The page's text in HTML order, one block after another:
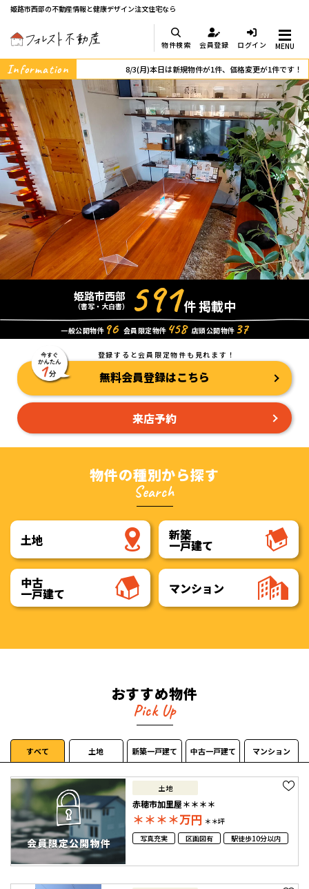
姫路市西部の不動産情報と健康デザイン注文住宅なら
物件検索 会員登録 ログイン MENU
Information 8/3(月)本日は新規物件が1件、価格変更が1件です！
姫路市西部
（書写・大白書） 591件 掲載中
一般公開物件 96 会員限定物件 458 店頭公開物件 37
登録すると会員限定物件も見れます！
無料会員登録はこちら
来店予約
物件の種別から探す
Search
土地 新築
一戸建て
中古
一戸建て マンション
おすすめ物件
Pick Up
すべて 土地 新築一戸建て 中古一戸建て マンション
土地
赤穂市加里屋＊＊＊＊
＊＊＊＊万円 ＊＊坪
写真充実
区画図有 駅徒歩10分以内